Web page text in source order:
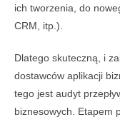
ich tworzenia, do
CRM, itp.).
Dlatego skuteczną, i
dostawców aplikacji
tego jest audyt
biznesowych. Etapem